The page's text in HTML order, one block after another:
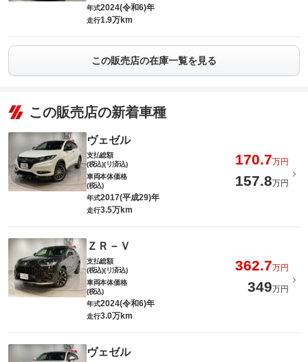
年式2024(令和6)年
走行1.9万km
この販売店の在庫一覧を見る
この販売店の新着車種
ヴェゼル
支払総額
(税込)(リ済込)
170.7万円
車両本体価格
(税込)
157.8万円
年式2017(平成29)年
走行3.5万km
ＺＲ－Ｖ
支払総額
(税込)(リ済込)
362.7万円
車両本体価格
(税込)
349万円
年式2024(令和6)年
走行3.0万km
ヴェゼル